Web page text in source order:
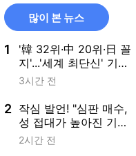
많이 본 뉴스
1
'韓 32위·中 20위·日 꼴
지'...'세계 최단신' 기록
한 일본 J리그, K리그
3시간 전
2 작심 발언! "심판 매수,
성 접대가 높아진 기준
때문에 하면 안 되는 일
2시간 전